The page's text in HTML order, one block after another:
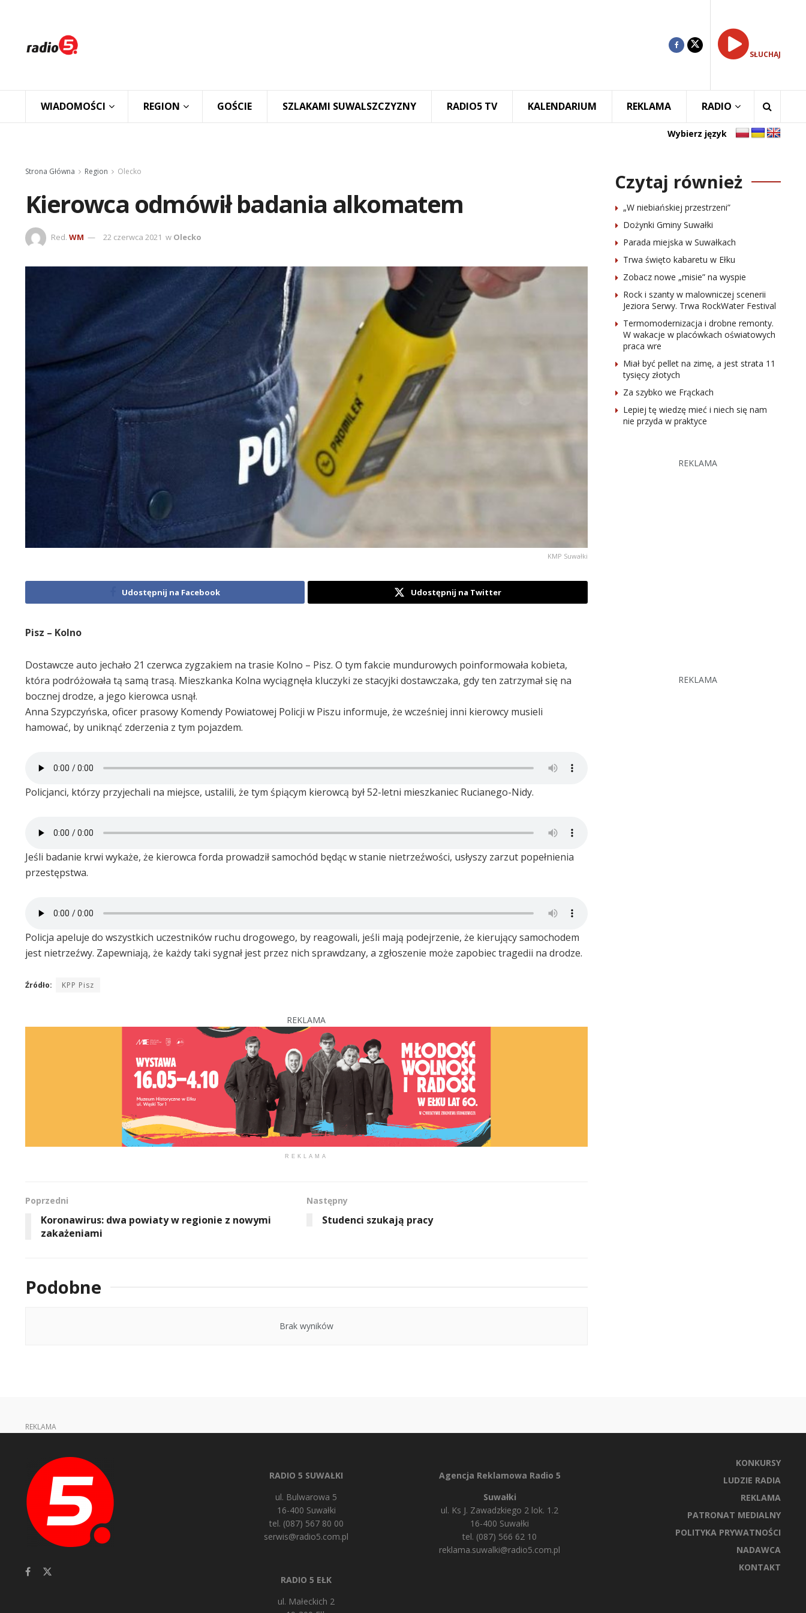
SŁUCHAJ
WIADOMOŚCI REGION GOŚCIE SZLAKAMI SUWALSZCZYZNY RADIO5 TV KALENDARIUM REKLAMA RADIO
Wybierz język
Strona Główna Region Olecko
Kierowca odmówił badania alkomatem
Red. WM 22 czerwca 2021 w Olecko
KMP Suwałki
Udostępnij na Facebook Udostępnij na Twitter
Pisz – Kolno
Dostawcze auto jechało 21 czerwca zygzakiem na trasie Kolno – Pisz. O tym fakcie mundurowych poinformowała kobieta,
która podróżowała tą samą trasą. Mieszkanka Kolna wyciągnęła kluczyki ze stacyjki dostawczaka, gdy ten zatrzymał się na
bocznej drodze, a jego kierowca usnął.
Anna Szypczyńska, oficer prasowy Komendy Powiatowej Policji w Piszu informuje, że wcześniej inni kierowcy musieli
hamować, by uniknąć zderzenia z tym pojazdem.
Policjanci, którzy przyjechali na miejsce, ustalili, że tym śpiącym kierowcą był 52-letni mieszkaniec Rucianego-Nidy.
Jeśli badanie krwi wykaże, że kierowca forda prowadził samochód będąc w stanie nietrzeźwości, usłyszy zarzut popełnienia
przestępstwa.
Policja apeluje do wszystkich uczestników ruchu drogowego, by reagowali, jeśli mają podejrzenie, że kierujący samochodem
jest nietrzeźwy. Zapewniają, że każdy taki sygnał jest przez nich sprawdzany, a zgłoszenie może zapobiec tragedii na drodze.
Źródło: KPP Pisz
REKLAMA
REKLAMA
Poprzedni
Koronawirus: dwa powiaty w regionie z nowymi
zakażeniami
Następny
Studenci szukają pracy
Podobne
Brak wyników
Czytaj również
„W niebiańskiej przestrzeni”
Dożynki Gminy Suwałki
Parada miejska w Suwałkach
Trwa święto kabaretu w Ełku
Zobacz nowe „misie” na wyspie
Rock i szanty w malowniczej scenerii
Jeziora Serwy. Trwa RockWater Festival
Termomodernizacja i drobne remonty.
W wakacje w placówkach oświatowych
praca wre
Miał być pellet na zimę, a jest strata 11
tysięcy złotych
Za szybko we Frąckach
Lepiej tę wiedzę mieć i niech się nam
nie przyda w praktyce
REKLAMA
REKLAMA
REKLAMA
RADIO 5 SUWAŁKI
ul. Bulwarowa 5
16-400 Suwałki
tel. (087) 567 80 00
serwis@radio5.com.pl
RADIO 5 EŁK
ul. Małeckich 2
Agencja Reklamowa Radio 5
Suwałki
ul. Ks J. Zawadzkiego 2 lok. 1.2
16-400 Suwałki
tel. (087) 566 62 10
reklama.suwalki@radio5.com.pl
KONKURSY
LUDZIE RADIA
REKLAMA
PATRONAT MEDIALNY
POLITYKA PRYWATNOŚCI
NADAWCA
KONTAKT